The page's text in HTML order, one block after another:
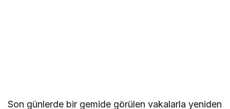
Son günlerde bir gemide görülen vakalarla yeniden